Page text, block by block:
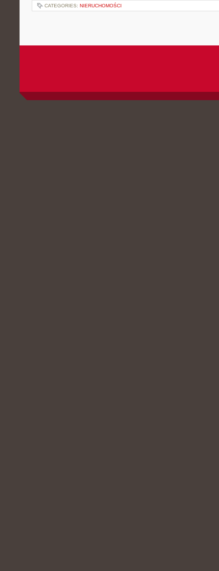
CATEGORIES: NIERUCHOMOŚCI